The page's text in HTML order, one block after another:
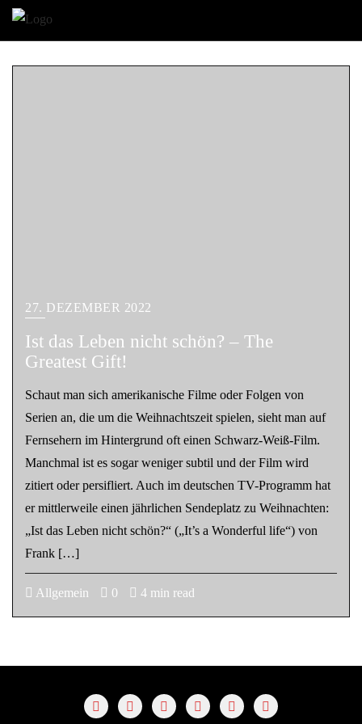
27. DEZEMBER 2022
Ist das Leben nicht schön? – The
Greatest Gift!
Schaut man sich amerikanische Filme oder Folgen von
Serien an, die um die Weihnachtszeit spielen, sieht man auf
Fernsehern im Hintergrund oft einen Schwarz-Weiß-Film.
Manchmal ist es sogar weniger subtil und der Film wird
zitiert oder persifliert. Auch im deutschen TV-Programm hat
er mittlerweile einen jährlichen Sendeplatz zu Weihnachten:
„Ist das Leben nicht schön?“ („It’s a Wonderful life“) von
Frank […]
Allgemein 0 4 min read